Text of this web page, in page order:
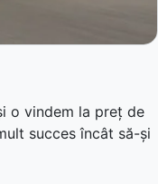
o vindem la preț de
succes încât să-și